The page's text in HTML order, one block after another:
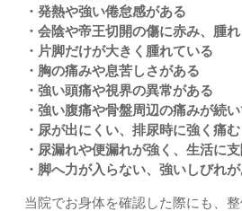
・発熱や強い倦怠感がある
・会陰や帝王切開の傷に赤み、腫
・片脚だけが大きく腫れている
・胸の痛みや息苦しさがある
・強い頭痛や視界の異常がある
・強い腹痛や骨盤周辺の痛みが続
・尿が出にくい、排尿時に強く痛む
・尿漏れや便漏れが強く、生活に
・脚へ力が入らない、強いしびれ
当院でお身体を確認した際にも、